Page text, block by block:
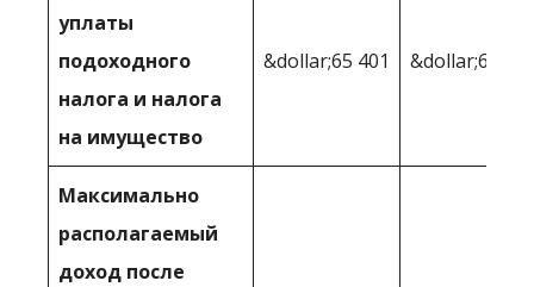
уплаты
подоходного
налога и налога
на имущество
&dollar;65 401 &dollar;66
Максимально
располагаемый
доход после